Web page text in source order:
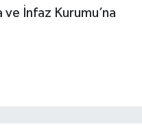
İnfaz Kurumu’na